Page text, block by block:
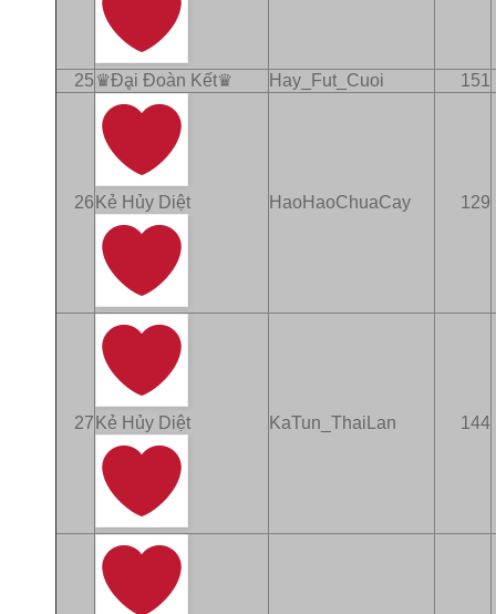
25 ♛Ðḁi Ðoàn Kết♛ Hay_Fut_Cuoi 151
26 Kẻ Hủy Diệt HaoHaoChuaCay 129
27 Kẻ Hủy Diệt KaTun_ThaiLan 144